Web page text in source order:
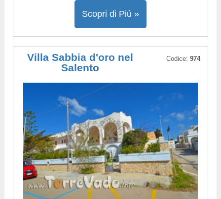
Scopri di Più »
Villa Sabbia d'oro nel
Salento
Codice: 974